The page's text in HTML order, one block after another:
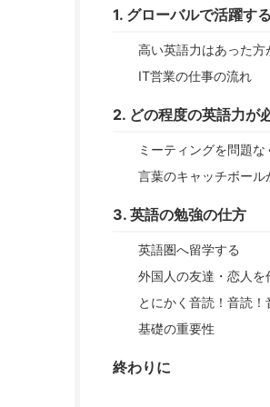
1. グローバルで活躍す
高い英語力はあった方
IT営業の仕事の流れ
2. どの程度の英語力が
ミーティングを問題
言葉のキャッチボー
3. 英語の勉強の仕方
英語圏へ留学する
外国人の友達・恋人を
とにかく音読！音読！
基礎の重要性
終わりに